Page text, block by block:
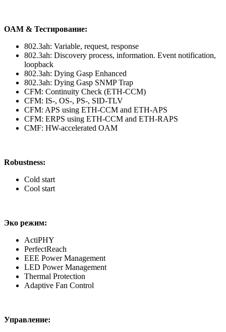
OAM & Тестирование:
802.3ah: Variable, request, response
802.3ah: Discovery process, information. Event notification,
loopback
802.3ah: Dying Gasp Enhanced
802.3ah: Dying Gasp SNMP Trap
CFM: Continuity Check (ETH-CCM)
CFM: IS-, OS-, PS-, SID-TLV
CFM: APS using ETH-CCM and ETH-APS
CFM: ERPS using ETH-CCM and ETH-RAPS
CMF: HW-accelerated OAM
Robustness:
Cold start
Cool start
Эко режим:
ActiPHY
PerfectReach
EEE Power Management
LED Power Management
Thermal Protection
Adaptive Fan Control
Управление: